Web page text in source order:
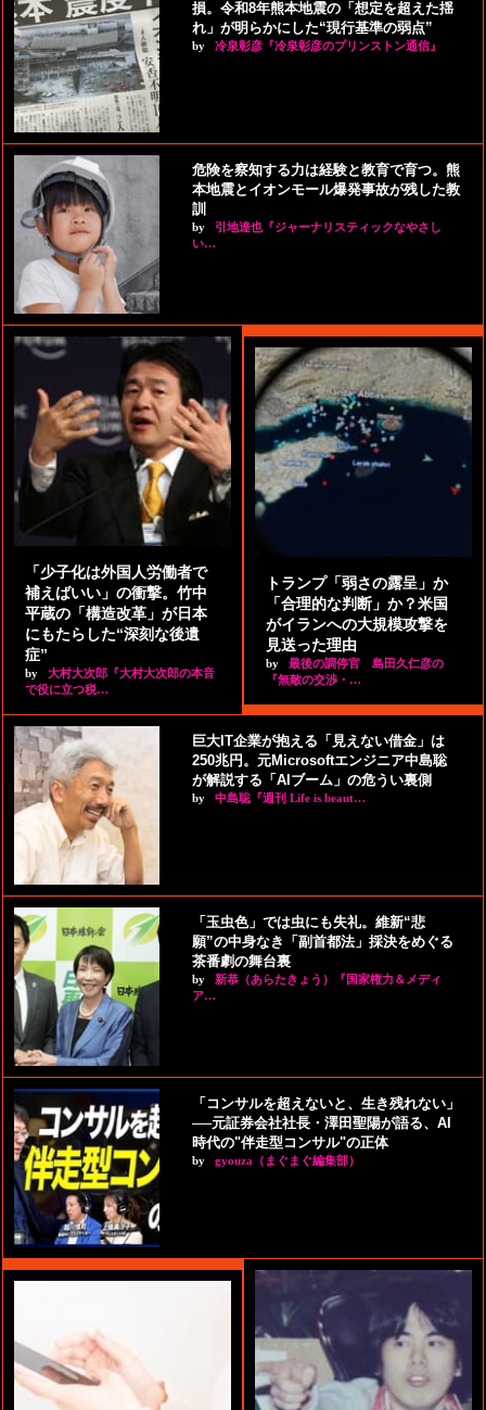
損。令和8年熊本地震の「想定を超えた揺
れ」が明らかにした“現行基準の弱点”
by 冷泉彰彦『冷泉彰彦のプリンストン通信』
危険を察知する力は経験と教育で育つ。熊
本地震とイオンモール爆発事故が残した教
訓
by
引地達也『ジャーナリスティックなやさし
い…
「少子化は外国人労働者で
補えばいい」の衝撃。竹中
平蔵の「構造改革」が日本
にもたらした“深刻な後遺
症”
by
大村大次郎『大村大次郎の本音
で役に立つ税…
トランプ「弱さの露呈」か
「合理的な判断」か？米国
がイランへの大規模攻撃を
見送った理由
by
最後の調停官 島田久仁彦の
『無敵の交渉・…
巨大IT企業が抱える「見えない借金」は
250兆円。元Microsoftエンジニア中島聡
が解説する「AIブーム」の危うい裏側
by 中島聡『週刊 Life is beaut…
「玉虫色」では虫にも失礼。維新“悲
願”の中身なき「副首都法」採決をめぐる
茶番劇の舞台裏
by
新恭（あらたきょう）『国家権力＆メディ
ア…
「コンサルを超えないと、生き残れない」
──元証券会社社長・澤田聖陽が語る、AI
時代の"伴走型コンサル"の正体
by gyouza（まぐまぐ編集部）